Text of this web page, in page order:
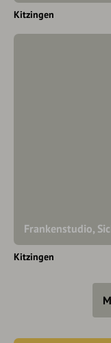
Kitzingen
Frankenstudio,
Kitzingen